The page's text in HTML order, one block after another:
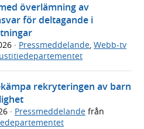
överlämning av
för deltagande i
· Pressmeddelande, Webb-tv
rekryteringen av barn
· Pressmeddelande från